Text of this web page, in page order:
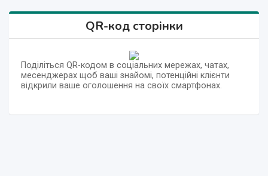
QR-код сторінки
Поділіться QR-кодом в соціальних мережах, чатах,
месенджерах щоб ваші знайомі, потенційні клієнти
відкрили ваше оголошення на своїх смартфонах.